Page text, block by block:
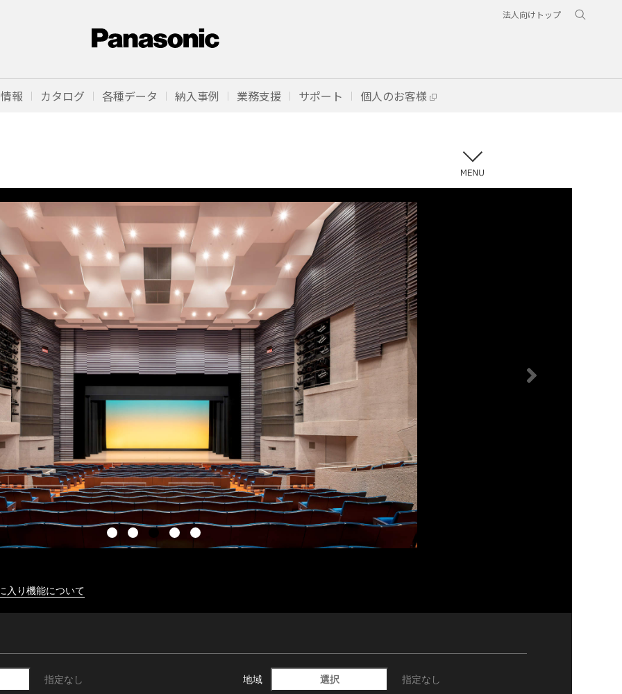
法人向けトップ
報 カタログ 各種データ 納入事例 業務支援 サポート 個人のお客様
入り機能について
指定なし 地域 選択 指定なし